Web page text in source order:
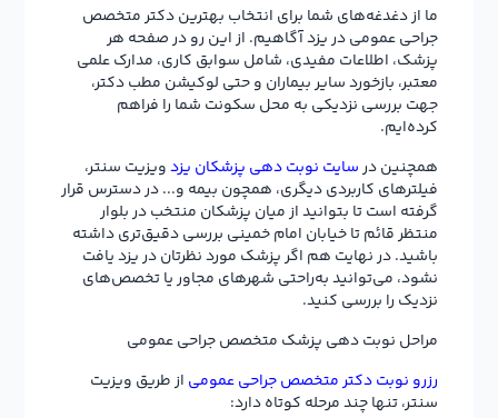
ما از دغدغه‌های شما برای انتخاب بهترین دکتر متخصص
جراحی عمومی در یزد آگاهیم. از این رو در صفحه هر
پزشک، اطلاعات مفیدی، شامل سوابق کاری، مدارک علمی
معتبر، بازخورد سایر بیماران و حتی لوکیشن مطب دکتر،
جهت بررسی نزدیکی به محل سکونت شما را فراهم
کرده‌ایم.
همچنین درسایت نوبت دهی پزشکان یزدویزیت سنتر،
فیلترهای کاربردی دیگری، همچون بیمه و... در دسترس قرار
گرفته است تا بتوانید از میان پزشکان منتخب در بلوار
منتظر قائم تا خیابان امام خمینی بررسی دقیق‌تری داشته
باشید. در نهایت هم اگر پزشک مورد نظرتان در یزد یافت
نشود، می‌توانید به‌راحتی شهرهای مجاور یا تخصص‌های
نزدیک را بررسی کنید.
مراحل نوبت دهی پزشک متخصص جراحی عمومی
رزرو نوبت دکتر متخصص جراحی عمومی از طریق ویزیت
سنتر، تنها چند مرحله کوتاه دارد: